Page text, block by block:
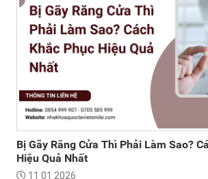
Bị Gãy Răng Cửa Thì Phải Làm Sao?
Hiệu Quả Nhất
11 01 2026